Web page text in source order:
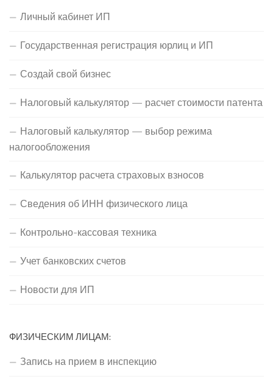
Личный кабинет ИП
Государственная регистрация юрлиц и ИП
Создай свой бизнес
Налоговый калькулятор — расчет стоимости патента
Налоговый калькулятор — выбор режима
налогообложения
Калькулятор расчета страховых взносов
Сведения об ИНН физического лица
Контрольно-кассовая техника
Учет банковских счетов
Новости для ИП
ФИЗИЧЕСКИМ ЛИЦАМ:
Запись на прием в инспекцию